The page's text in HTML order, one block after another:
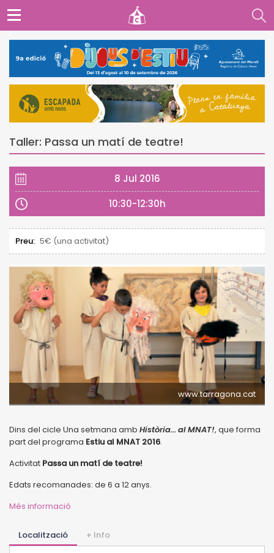
Taller: Passa un matí de teatre!
8 Jul 2016
10:30-12:30h
Preu: 5€ (una activitat)
www.tarragona.cat
Dins del cicle Una setmana amb Història... al MNAT!, que forma
part del programa Estiu al MNAT 2016.
Activitat Passa un matí de teatre!
Edats recomanades: de 6 a 12 anys.
Més informació
Localització + Info